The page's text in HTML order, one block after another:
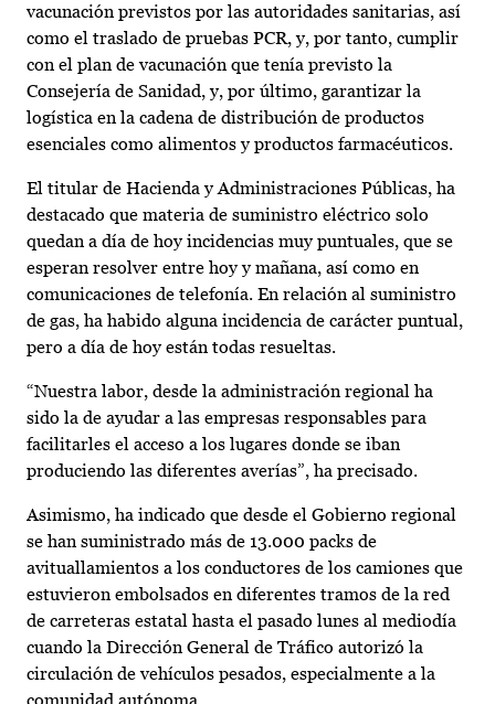
vacunación previstos por las autoridades sanitarias, así
como el traslado de pruebas PCR, y, por tanto, cumplir
con el plan de vacunación que tenía previsto la
Consejería de Sanidad, y, por último, garantizar la
logística en la cadena de distribución de productos
esenciales como alimentos y productos farmacéuticos.
El titular de Hacienda y Administraciones Públicas, ha
destacado que materia de suministro eléctrico solo
quedan a día de hoy incidencias muy puntuales, que se
esperan resolver entre hoy y mañana, así como en
comunicaciones de telefonía. En relación al suministro
de gas, ha habido alguna incidencia de carácter puntual,
pero a día de hoy están todas resueltas.
“Nuestra labor, desde la administración regional ha
sido la de ayudar a las empresas responsables para
facilitarles el acceso a los lugares donde se iban
produciendo las diferentes averías”, ha precisado.
Asimismo, ha indicado que desde el Gobierno regional
se han suministrado más de 13.000 packs de
avituallamientos a los conductores de los camiones que
estuvieron embolsados en diferentes tramos de la red
de carreteras estatal hasta el pasado lunes al mediodía
cuando la Dirección General de Tráfico autorizó la
circulación de vehículos pesados, especialmente a la